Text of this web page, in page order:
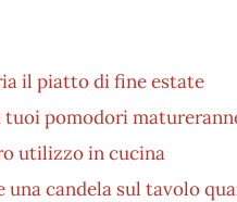
il piatto di fine estate
pomodori
utilizzo in cucina
candela sul tavolo